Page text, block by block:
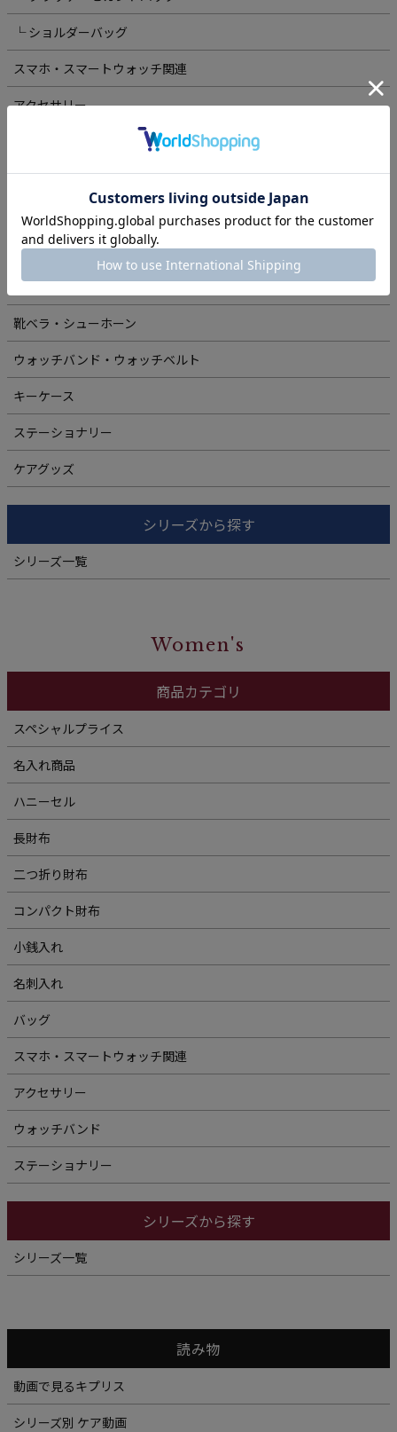
└ ショルダーバッグ
スマホ・スマートウォッチ関連
アクセサリー
└ 30mm幅
└ 35mm幅
└ ロングベルト
└ フリコベルト
靴ベラ・シューホーン
ウォッチバンド・ウォッチベルト
キーケース
ステーショナリー
ケアグッズ
シリーズから探す
シリーズ一覧
Women's
商品カテゴリ
スペシャルプライス
名入れ商品
ハニーセル
長財布
二つ折り財布
コンパクト財布
小銭入れ
名刺入れ
バッグ
スマホ・スマートウォッチ関連
アクセサリー
ウォッチバンド
ステーショナリー
シリーズから探す
シリーズ一覧
読み物
動画で見るキプリス
シリーズ別 ケア動画